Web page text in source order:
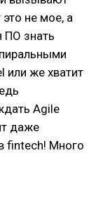
не мое, а
ПО знать
или же хватит
Agile
даже
fintech! Много